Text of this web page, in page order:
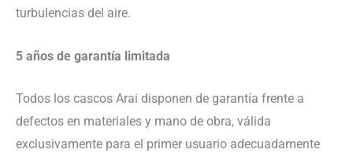
turbulencias del aire.
5 años de garantía limitada
Todos los cascos Arai disponen de garantía frente a
defectos en materiales y mano de obra, válida
exclusivamente para el primer usuario adecuadamente